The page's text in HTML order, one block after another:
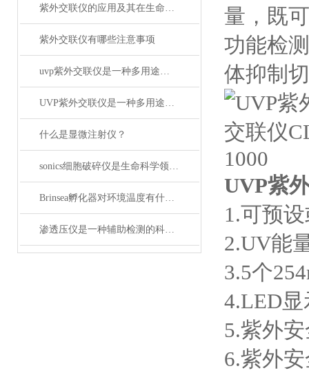
紫外交联仪的应用及其在生命科学中的意义
紫外交联仪有哪些注意事项
uvp紫外交联仪是一种多用途的紫外辐射系统
UVP紫外交联仪是一种多用途的254nm紫外辐射系统
什么是显微注射仪？
sonics细胞破碎仪是生命科学领域的重要工具
Brinsea孵化器对环境温度有什么要求
渗透压仪是一种辅助检测的科研工具
量，既
功能检
体抑制
UVP紫
1.可预
2.UV能
3.5个
4.LED
5.紫外
6.紫外